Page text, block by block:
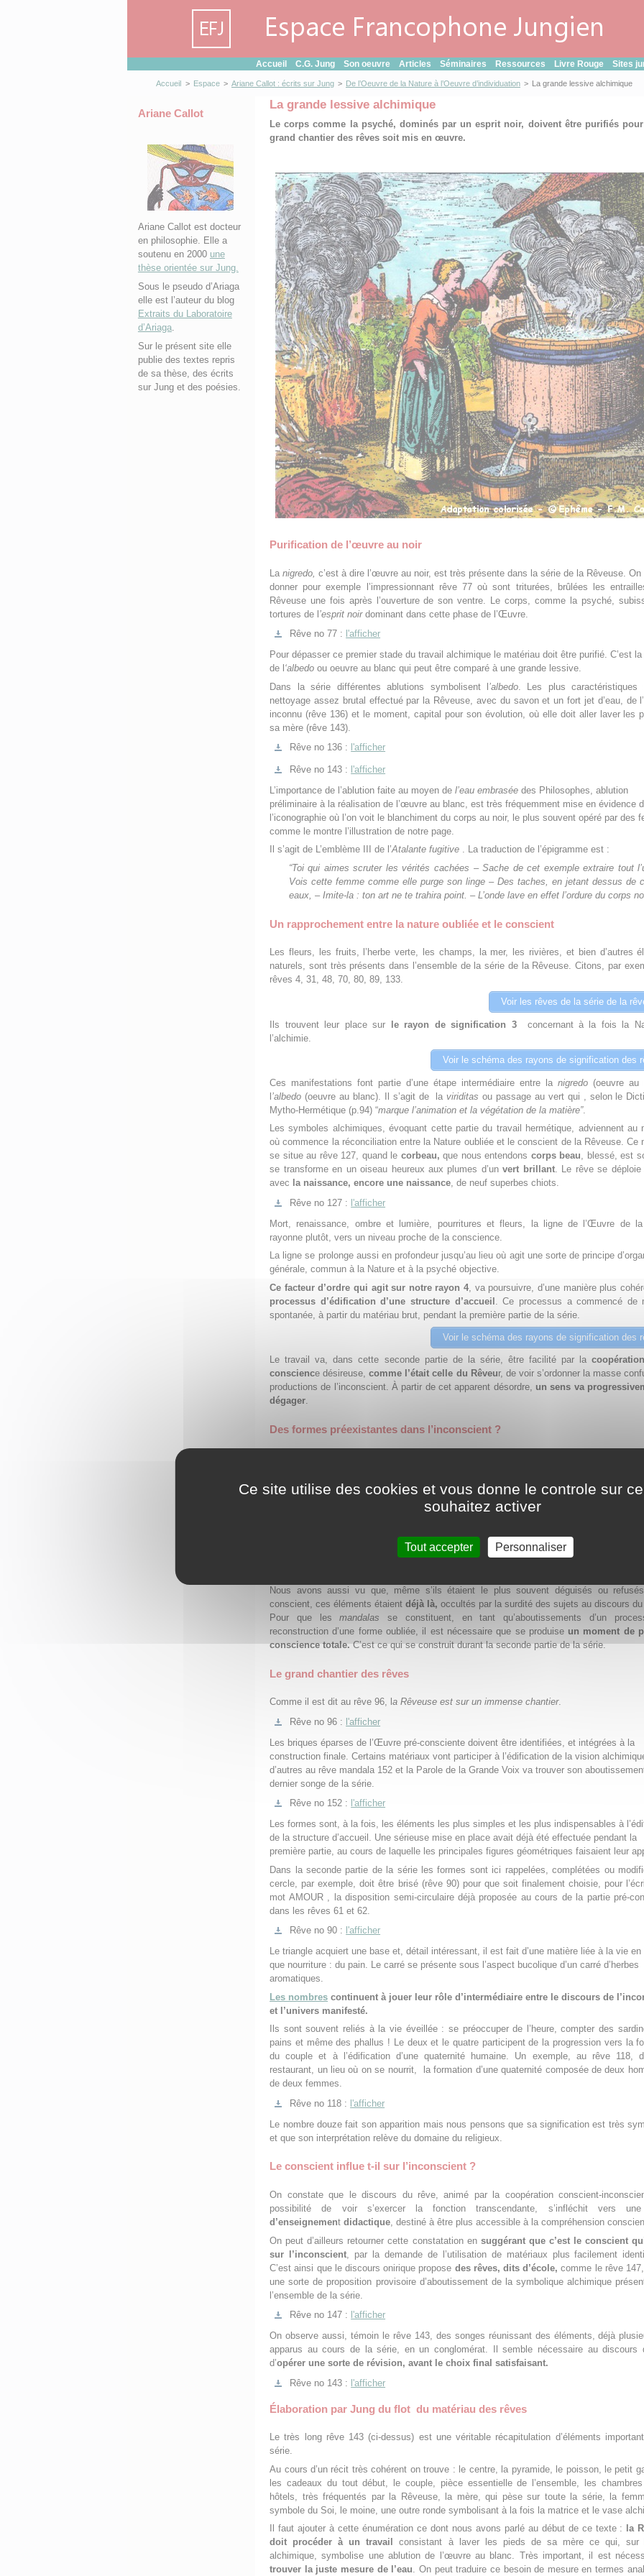
Accueil C.G. Jung Son oeuvre Articles Séminaires Ressources Livre Rouge Sites
Accueil > Espace > Ariane Callot : écrits sur Jung > De l’Oeuvre de la Nature à l’Oeuvre d’individuation > La grande lessive alchimique
Ariane Callot
Ariane Callot est docteur
en philosophie. Elle a
soutenu en 2000 une
thèse orientée sur Jung.
Sous le pseudo d’Ariaga
elle est l’auteur du blog
Extraits du Laboratoire
d’Ariaga.
Sur le présent site elle
publie des textes repris
de sa thèse, des écrits
sur Jung et des poésies.
La grande lessive alchimique
Le corps comme la psyché, dominés par un esprit noir, doivent être purifiés
grand chantier des rêves soit mis en œuvre.
Purification de l’œuvre au noir
Lanigredo,c’est à dire l’œuvre au noir, est très présente dans la série de la Rêveuse. On
donner pour exemple l’impressionnant rêve 77 où sont triturées, brûlées les
Rêveuse une fois après l’ouverture de son ventre. Le corps, comme la psyché,
tortures de l’esprit noirdominant dans cette phase de l’Œuvre.
Rêve no 77 : l'afficher
Pour dépasser ce premier stade du travail alchimique le matériau doit être purifié. C’est
de l ‘albedo ou oeuvre au blanc qui peut être comparé à une grande lessive.
Dans la série différentes ablutions symbolisent l’albedo. Les plus caractéristiques
nettoyage assez brutal effectué par la Rêveuse, avec du savon et un fort jet d’eau, de
inconnu (rêve 136) et le moment, capital pour son évolution, où elle doit aller laver les
sa mère (rêve 143).
Rêve no 136 : l'afficher
Rêve no 143 : l'afficher
L’importance de l’ablution faite au moyen del’eau embrasée des Philosophes, ablution
préliminaire à la réalisation de l’œuvre au blanc, est très fréquemment mise en évidence
l’iconographie où l’on voit le blanchiment du corps au noir, le plus souvent opéré par des
comme le montre l’illustration de notre page.
Il s’agit de L’emblème III de l’Atalante fugitive . La traduction de l’épigramme est :
“Toi qui aimes scruter les vérités cachées – Sache de cet exemple extraire tout
Vois cette femme comme elle purge son linge – Des taches, en jetant dessus de
eaux, – Imite-la : ton art ne te trahira point. – L’onde lave en effet l’ordure du corps
Un rapprochement entre la nature oubliée et le conscient
Les fleurs, les fruits, l’herbe verte, les champs, la mer, les rivières, et bien d’autres
naturels, sont très présents dans l’ensemble de la série de la Rêveuse. Citons, par
rêves 4, 31, 48, 70, 80, 89, 133.
Voir les rêves de la série de la
Ils trouvent leur place sur le rayon de signification 3
concernant à la fois la
l’alchimie.
Voir le schéma des rayons de signification des
Ces manifestations font partie d’une étape intermédiaire entre la nigredo (oeuvre au
’albedo (oeuvre au blanc). Il s’agit de laviriditas ou passage au vert qui , selon le
Mytho-Hermétique (p.94) “marque l’animation et la végétation de la matière”.
Les symboles alchimiques, évoquant cette partie du travail hermétique, adviennent au
où commence la réconciliation entre la Nature oubliée et le conscient de la Rêveuse. Ce
se situe au rêve 127, quand le corbeau, que nous entendons corps beau, blessé, est
se transforme en un oiseau heureux aux plumes d’unvert brillant. Le rêve se déploie
avec la naissance, encore une naissance, de neuf superbes chiots.
Rêve no 127 : l'afficher
Mort, renaissance, ombre et lumière, pourritures et fleurs, la ligne de l’Œuvre de la
rayonne plutôt, vers un niveau proche de la conscience.
La ligne se prolonge aussi en profondeur jusqu’au lieu où agit une sorte de principe
générale, commun à la Nature et à la psyché objective.
Ce facteur d’ordre qui agit sur notre rayon 4, va poursuivre, d’une manière plus
processus d’édification d’une structure d’accueil . Ce processus a commencé de
spontanée, à partir du matériau brut, pendant la première partie de la série.
Voir le schéma des rayons de signification des
Le travail va, dans cette seconde partie de la série, être facilité par la
conscience désireuse,comme l’était celle du Rêveur, de voir s’ordonner la masse
productions de l’inconscient. À partir de cet apparent désordre, un sens va
dégager.
Des formes préexistantes dans l’inconscient ?
préexistante dans l’inconscient, forme se précisant peu à peu à la lumière de la
Et, si oui, y-a-t-il dans les séries de rêves des
points communs d’évolution et
un projet de l’inconscient assimilable à l’ordre général de la Nature
, le récit, les formes, les nombres, les représentations
convergent vers une réunion des éléments masculins et féminins
Nous avons aussi vu que, même s’ils étaient le plus souvent déguisés ou
conscient, ces éléments étaientdéjà là, occultés par la surdité des sujets au discours du
Pour que lesmandalas se constituent, en tant qu’aboutissements d’un
reconstruction d’une forme oubliée, il est nécessaire que se produise un moment de
conscience totale.C’est ce qui se construit durant la seconde partie de la série.
Le grand chantier des rêves
Comme il est dit au rêve 96, la Rêveuse est sur un immense chantier.
Rêve no 96 : l'afficher
Les briques éparses de l’Œuvre pré-consciente doivent être identifiées, et intégrées à la
construction finale. Certains matériaux vont participer à l’édification de la vision
d’autres au rêve mandala 152 et la Parole de la Grande Voix va trouver son
dernier songe de la série.
Rêve no 152 : l'afficher
Les formes sont, à la fois, les éléments les plus simples et les plus indispensables à
de la structure d’accueil. Une sérieuse mise en place avait déjà été effectuée pendant la
première partie, au cours de laquelle les principales figures géométriques faisaient leur
Dans la seconde partie de la série les formes sont ici rappelées, complétées ou
cercle, par exemple, doit être brisé (rêve 90) pour que soit finalement choisie, pour
mot AMOUR , la disposition semi-circulaire déjà proposée au cours de la partie pré-
dans les rêves 61 et 62.
Rêve no 90 : l'afficher
Le triangle acquiert une base et, détail intéressant, il est fait d’une matière liée à la vie en
que nourriture : du pain. Le carré se présente sous l’aspect bucolique d’un carré d’herbes
aromatiques.
Les nombres continuent à jouer leur rôle d’intermédiaire entre le discours de
et l’univers manifesté.
Ils sont souvent reliés à la vie éveillée : se préoccuper de l’heure, compter des
pains et même des phallus ! Le deux et le quatre participent de la progression vers la
du couple et à l’édification d’une quaternité humaine. Un exemple, au rêve 118,
restaurant, un lieu où on se nourrit, la formation d’une quaternité composée de deux
de deux femmes.
Rêve no 118 : l'afficher
Le nombre douze fait son apparition mais nous pensons que sa signification est très
et que son interprétation relève du domaine du religieux.
Le conscient influe t-il sur l’inconscient ?
On constate que le discours du rêve, animé par la coopération conscient-
possibilité de voir s’exercer la fonction transcendante, s’infléchit vers
d’enseignementdidactique , destiné à être plus accessible à la compréhension
On peut d’ailleurs retourner cette constatation en suggérant que c’est le conscient
sur l’inconscient , par la demande de l’utilisation de matériaux plus facilement
C’est ainsi que le discours onirique propose des rêves, dits d’école, comme le rêve
une sorte de proposition provisoire d’aboutissement de la symbolique alchimique
l’ensemble de la série.
Rêve no 147 : l'afficher
On observe aussi, témoin le rêve 143, des songes réunissant des éléments, déjà
apparus au cours de la série, en un conglomérat. Il semble nécessaire au discours
d’opérer une sorte de révision, avant le choix final satisfaisant.
Rêve no 143 : l'afficher
Élaboration par Jung du flot du matériau des rêves
Le très long rêve 143 (ci-dessus) est une véritable récapitulation d’éléments
série.
Au cours d’un récit très cohérent on trouve : le centre, la pyramide, le poisson, le petit
les cadeaux du tout début, le couple, pièce essentielle de l’ensemble, les
hôtels, très fréquentés par la Rêveuse, la mère, qui pèse sur toute la série, la
symbole du Soi, le moine, une outre ronde symbolisant à la fois la matrice et le vase
Il faut ajouter à cette énumération ce dont nous avons parlé au début de ce texte :
la
doit procéder à un travail
consistant à laver les pieds de sa mère ce qui, sur
alchimique, symbolise une ablution de l’œuvre au blanc. Très important, il est
trouver la juste mesure de l’eau. On peut traduire ce besoin de mesure en termes
Ce site utilise des cookies et vous donne le controle sur
souhaitez activer
Tout accepter Personnaliser